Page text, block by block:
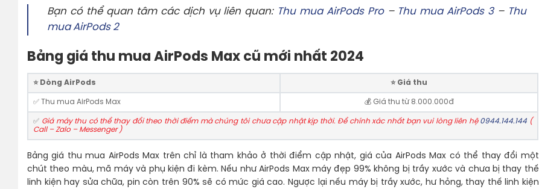
Bạn có thể quan tâm các dịch vụ liên quan: Thu mua AirPods Pro– Thu mua AirPods 3 – Thu
mua AirPods 2
Bảng giá thu mua AirPods Max cũ mới nhất 2024
⭐️ Dòng AirPods ⭐️ Giá thu
✅ Thu mua AirPods Max 💰 Giá thu từ 8.000.000đ
✅ Giá máy thu có thể thay đổi theo thời điểm mà chúng tôi chưa cập nhật kịp thời. Để chính xác nhất bạn vui lòng liên hệ 0944.144.144 (
Call – Zalo – Messenger )
Bảng giá thu mua AirPods Max trên chỉ là tham khảo ở thời điểm cập nhật, giá của AirPods Max có thể thay đổi một
chút theo màu, mã máy và phụ kiện đi kèm. Nếu như AirPods Max máy đẹp 99% không bị trầy xước và chưa bị thay thế
linh kiện hay sửa chữa, pin còn trên 90% sẽ có mức giá cao. Ngược lại nếu máy bị trầy xước, hư hỏng, thay thế linh kiện